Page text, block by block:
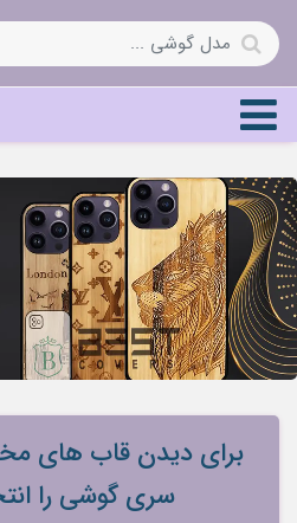
برای دیدن قاب های
سری گوشی را